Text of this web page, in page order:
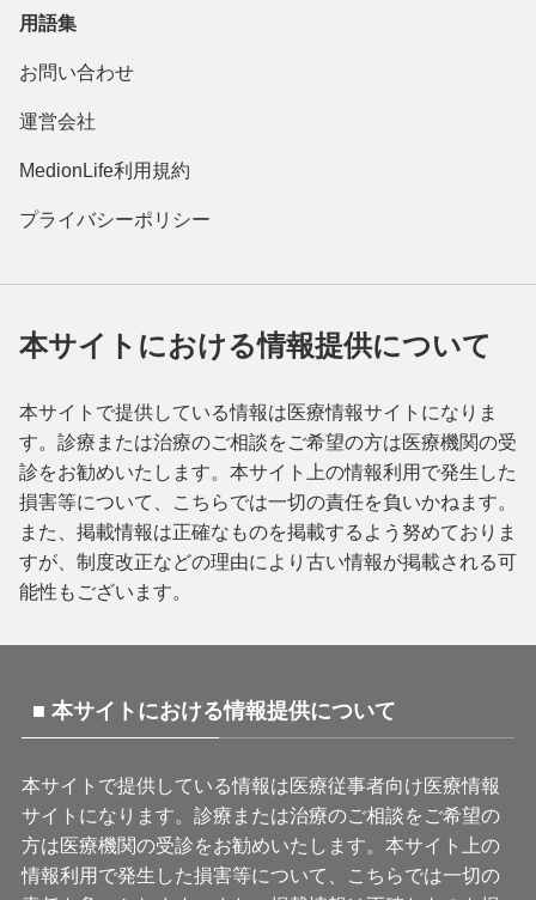
用語集
お問い合わせ
運営会社
MedionLife利用規約
プライバシーポリシー
本サイトにおける情報提供について
本サイトで提供している情報は医療情報サイトになりま
す。診療または治療のご相談をご希望の方は医療機関の受
診をお勧めいたします。本サイト上の情報利用で発生した
損害等について、こちらでは一切の責任を負いかねます。
また、掲載情報は正確なものを掲載するよう努めておりま
すが、制度改正などの理由により古い情報が掲載される可
能性もございます。
■ 本サイトにおける情報提供について
本サイトで提供している情報は医療従事者向け医療情報
サイトになります。診療または治療のご相談をご希望の
方は医療機関の受診をお勧めいたします。本サイト上の
情報利用で発生した損害等について、こちらでは一切の